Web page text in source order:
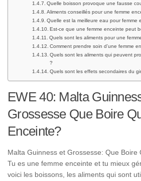
Quelle boisson provoque une fausse
Aliments conseillés pour une femme
Quelle est la meilleure eau pour femme
Est-ce que une femme enceinte peut
Quels sont les aliments pour une
Comment prendre soin d’une femme
Quels sont les aliments qui peuvent
?
Quels sont les effets secondaires du
EWE 40: Malta
Grossesse Que Boire
Enceinte?
Malta Guinness et Grossesse: Que Boire
Tu es une femme enceinte et tu mieux
voici les boissons, les aliments qui sont